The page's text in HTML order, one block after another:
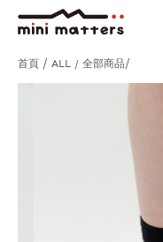
首頁 ALL / 全部商品